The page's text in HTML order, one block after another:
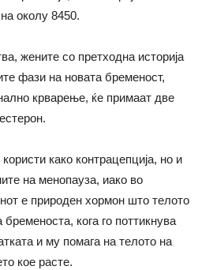
околу 8450.
жените со претходна историја
фази на новата бременост,
крварење, ќе примаат две
како контрацепција, но и
на менопауза, иако во
е природен хормон што телото
кога го поттикнува
и му помага на телото на
кое расте.